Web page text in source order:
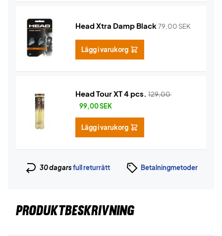
Head Xtra Damp Black79,00 SEK
Lägg i varukorg
Head Tour XT 4 pcs. 129,00
99,00SEK
Lägg i varukorg
30 dagarsfull returrätt Betalningmetoder
PRODUKTBESKRIVNING